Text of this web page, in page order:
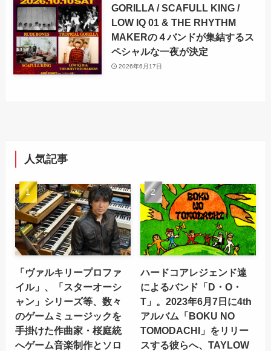
GORILLA / SCAFULL KING /
LOW IQ 01 & THE RHYTHM
MAKERの４バンドが集結するス
ペシャルな一夜が決定
2026年6月17日
人気記事
「ヴァルキリープロファ
イル」、「スターオーシ
ャン」シリーズ等、数々
のゲームミュージックを
手掛けた作曲家・桜庭統
へゲーム音楽制作とソロ
ハードコアレジェンド達
によるバンド「D・O・
T」。2023年6月7日に4th
アルバム「BOKU NO
TOMODACHI」をリリー
スする彼らへ、TAYLOW